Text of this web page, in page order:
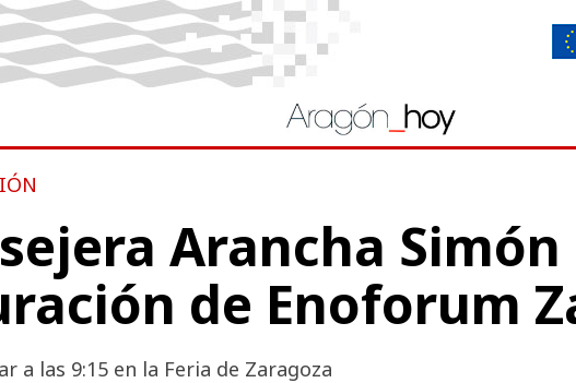
Arancha
de Enoforum
a las 9:15 en la Feria de Zaragoza